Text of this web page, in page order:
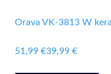
Orava VK-3813 W
51,99 €39,99 €